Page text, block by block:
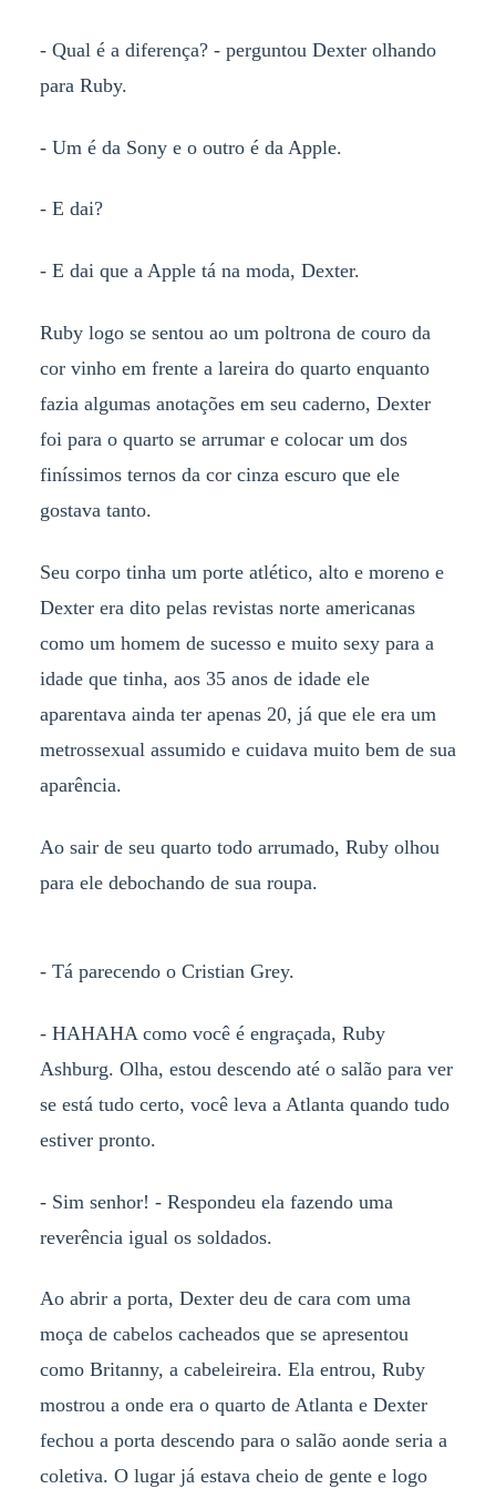
- Qual é a diferença? - perguntou Dexter olhando
para Ruby.
- Um é da Sony e o outro é da Apple.
- E dai?
- E dai que a Apple tá na moda, Dexter.
Ruby logo se sentou ao um poltrona de couro da
cor vinho em frente a lareira do quarto enquanto
fazia algumas anotações em seu caderno, Dexter
foi para o quarto se arrumar e colocar um dos
finíssimos ternos da cor cinza escuro que ele
gostava tanto.
Seu corpo tinha um porte atlético, alto e moreno e
Dexter era dito pelas revistas norte americanas
como um homem de sucesso e muito sexy para a
idade que tinha, aos 35 anos de idade ele
aparentava ainda ter apenas 20, já que ele era um
metrossexual assumido e cuidava muito bem de sua
aparência.
Ao sair de seu quarto todo arrumado, Ruby olhou
para ele debochando de sua roupa.
- Tá parecendo o Cristian Grey.
- HAHAHA como você é engraçada, Ruby
Ashburg. Olha, estou descendo até o salão para ver
se está tudo certo, você leva a Atlanta quando tudo
estiver pronto.
- Sim senhor! - Respondeu ela fazendo uma
reverência igual os soldados.
Ao abrir a porta, Dexter deu de cara com uma
moça de cabelos cacheados que se apresentou
como Britanny, a cabeleireira. Ela entrou, Ruby
mostrou a onde era o quarto de Atlanta e Dexter
fechou a porta descendo para o salão aonde seria a
coletiva. O lugar já estava cheio de gente e logo